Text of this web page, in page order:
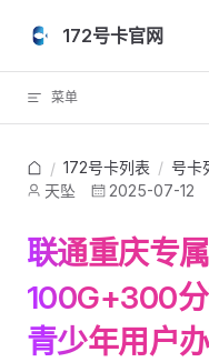
Skip to content
172号卡官网
菜单
/ 172号卡列表 / 号卡
天坠
2025-07-12
联通重庆专
100G+300
青少年用户